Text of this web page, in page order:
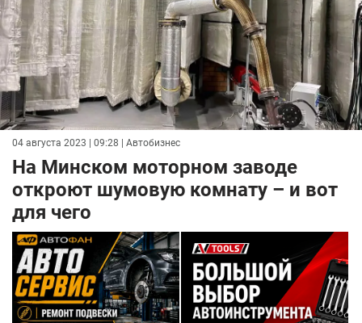
04 августа 2023 | 09:28 | Автобизнес
На Минском моторном заводе
откроют шумовую комнату – и вот
для чего